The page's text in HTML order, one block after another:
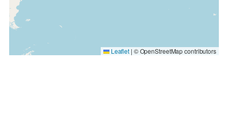
Leaflet | © OpenStreetMap contributors